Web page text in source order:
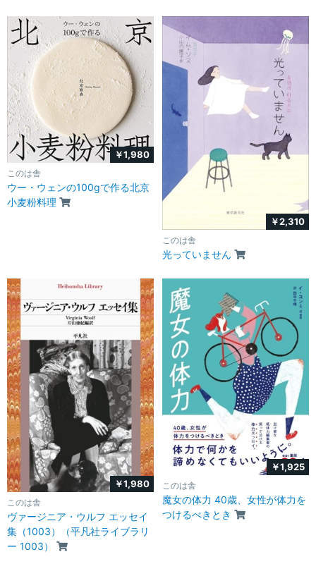
￥1,980
このは舎
ウー・ウェンの100gで作る北京
小麦粉料理
￥2,310
このは舎
光っていません
￥1,980
このは舎
ヴァージニア・ウルフ エッセイ
集（1003）（平凡社ライブラリ
ー 1003）
￥1,925
このは舎
魔女の体力 40歳、女性が体力を
つけるべきとき